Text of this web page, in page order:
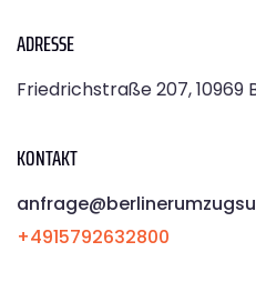
ADRESSE
Friedrichstraße 207, 10969
KONTAKT
+4915792632800